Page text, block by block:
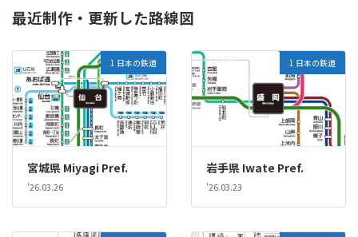
最近制作・更新した路線図
1 日本の鉄道
宮城県 Miyagi Pref.
'26.03.26
1 日本の鉄道
岩手県 Iwate Pref.
'26.03.23